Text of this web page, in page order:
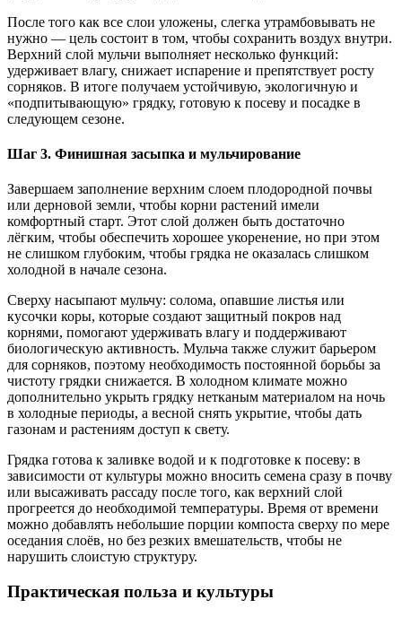
После того как все слои уложены, слегка утрамбовывать не
нужно — цель состоит в том, чтобы сохранить воздух внутри.
Верхний слой мульчи выполняет несколько функций:
удерживает влагу, снижает испарение и препятствует росту
сорняков. В итоге получаем устойчивую, экологичную и
«подпитывающую» грядку, готовую к посеву и посадке в
следующем сезоне.
Шаг 3. Финишная засыпка и мульчирование
Завершаем заполнение верхним слоем плодородной почвы
или дерновой земли, чтобы корни растений имели
комфортный старт. Этот слой должен быть достаточно
лёгким, чтобы обеспечить хорошее укоренение, но при этом
не слишком глубоким, чтобы грядка не оказалась слишком
холодной в начале сезона.
Сверху насыпают мульчу: солома, опавшие листья или
кусочки коры, которые создают защитный покров над
корнями, помогают удерживать влагу и поддерживают
биологическую активность. Мульча также служит барьером
для сорняков, поэтому необходимость постоянной борьбы за
чистоту грядки снижается. В холодном климате можно
дополнительно укрыть грядку нетканым материалом на ночь
в холодные периоды, а весной снять укрытие, чтобы дать
газонам и растениям доступ к свету.
Грядка готова к заливке водой и к подготовке к посеву: в
зависимости от культуры можно вносить семена сразу в почву
или высаживать рассаду после того, как верхний слой
прогреется до необходимой температуры. Время от времени
можно добавлять небольшие порции компоста сверху по мере
оседания слоёв, но без резких вмешательств, чтобы не
нарушить слоистую структуру.
Практическая польза и культуры